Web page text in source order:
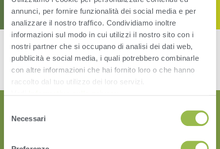
annunci, per fornire funzionalità dei social media e per
analizzare il nostro traffico. Condividiamo inoltre
informazioni sul modo in cui utilizzi il nostro sito con i
nostri partner che si occupano di analisi dei dati web,
pubblicità e social media, i quali potrebbero combinarle
con altre informazioni che hai fornito loro o che hanno
raccolto dal tuo utilizzo dei loro servizi.
delNecessari
[the_loop]